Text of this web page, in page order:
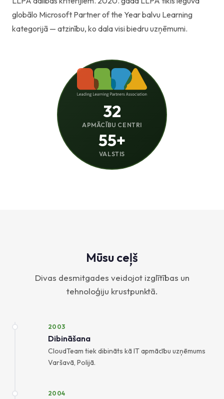
globālo Microsoft Partner of the Year balvu Learning
kategorijā — atzinību, ko dala visi biedru uzņēmumi.
32
APMĀCĪBU CENTRI
55+
VALSTIS
Mūsu ceļš
Divas desmitgades veidojot izglītības un
tehnoloģiju krustpunktā.
2003
Dibināšana
CloudTeam tiek dibināts kā IT apmācību uzņēmums
Varšavā, Polijā.
2004